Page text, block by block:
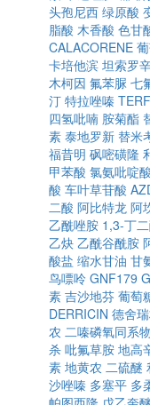
头孢尼西 绿原酸
脂酸 木香酸 色甘
CALACORENE
卡培他滨 坦索罗
木柯因 氟苯脲 七
汀 特拉唑嗪
四氢吡喃 胺菊酯
素 泰地罗新 替米
福昔明 砜嘧磺隆
甲苯酸 氯氨吡啶酸
酸 车叶草苷酸
二酸 阿比特龙 阿
乙酰唑胺 1,3-丁
乙炔 乙酰谷酰胺
酸盐 缩水甘油 甘
鸟嘌呤 GNF179
素 吉沙地芬 葡萄
DERRICIN 德舍
农 二嗪磷氧同系物
杀 吡氟草胺 地高
素 地黄农 二硫醚
沙唑嗪 多塞平 多